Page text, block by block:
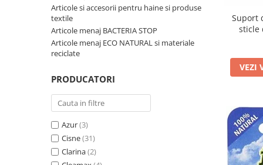
Balsam de rufe
Parfum de rufe si esente
concentrate parfumare rufe
textile,masini de spalat ,uscatoare
Solutii indepartare pete si
inalbitori rufe
Vopsea pentru articole textile si
articole din piele
Articole complementare
Articole si accesorii pentru haine si produse
textile
Articole menaj BACTERIA STOP
Articole menaj ECO NATURAL si materiale
reciclate
PRODUCATORI
Azur(3)
Cisne(31)
Clarina(2)
Suport
sticle
VEZI